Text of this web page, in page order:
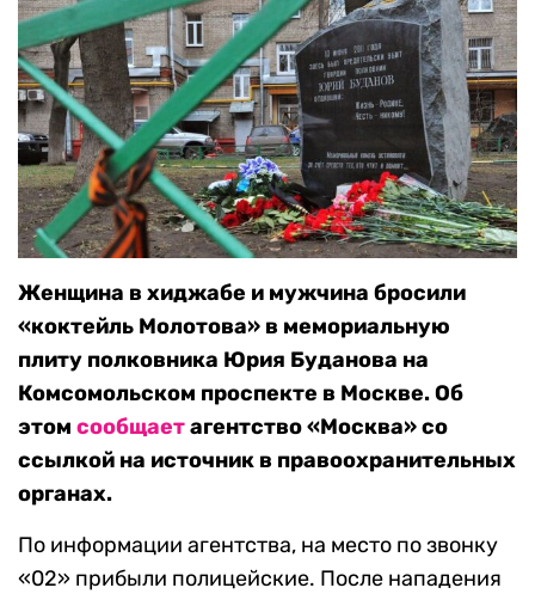
Женщина в хиджабе и мужчина бросили
«коктейль Молотова» в мемориальную
плиту полковника Юрия Буданова на
Комсомольском проспекте в Москве. Об
этом сообщаетагентство «Москва» со
ссылкой на источник в правоохранительных
органах.
По информации агентства, на место по звонку
«02» прибыли полицейские. После нападения